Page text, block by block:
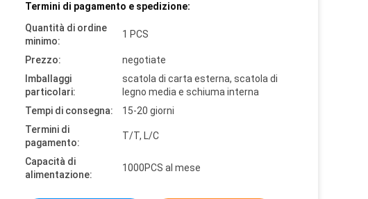
Termini di pagamento e spedizione:
Quantità di ordine
minimo:
1 PCS
Prezzo:
negotiate
Imballaggi
particolari:
scatola di carta esterna, scatola di
legno media e schiuma interna
Tempi di consegna:
15-20 giorni
Termini di
pagamento:
T/T, L/C
Capacità di
alimentazione:
1000PCS al mese